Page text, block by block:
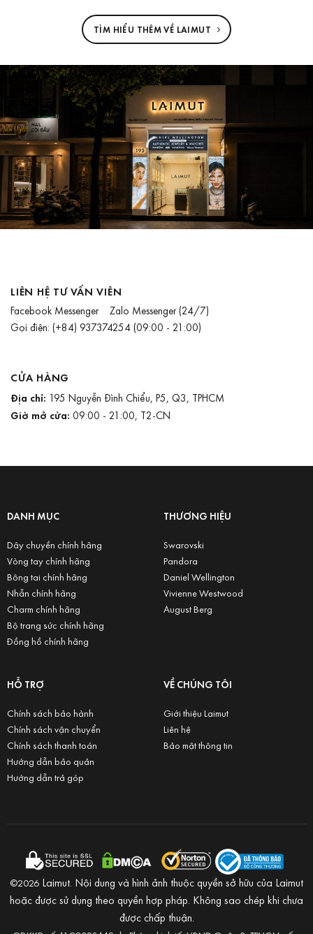
TÌM HIỂU THÊM VỀ LAIMUT
LIÊN HỆ TƯ VẤN VIÊN
Facebook Messenger Zalo Messenger(24/7)
Gọi điện: (+84) 937374254(09:00 - 21:00)
CỬA HÀNG
Địa chỉ: 195 Nguyễn Đình Chiểu, P5, Q3, TPHCM
Giờ mở cửa: 09:00 - 21:00, T2-CN
DANH MỤC
Dây chuyền chính hãng
Vòng tay chính hãng
Bông tai chính hãng
Nhẫn chính hãng
Charm chính hãng
Bộ trang sức chính hãng
Đồng hồ chính hãng
THƯƠNG HIỆU
Swarovski
Pandora
Daniel Wellington
Vivienne Westwood
August Berg
HỖ TRỢ
Chính sách bảo hành
Chính sách vận chuyển
Chính sách thanh toán
Hướng dẫn bảo quản
Hướng dẫn trả góp
VỀ CHÚNG TÔI
Giới thiệu Laimut
Liên hệ
Bảo mật thông tin
©2026 Laimut. Nội dung và hình ảnh thuộc quyền sở hữu của Laimut
hoặc được sử dụng theo quyền hợp pháp. Không sao chép khi chưa
được chấp thuận.